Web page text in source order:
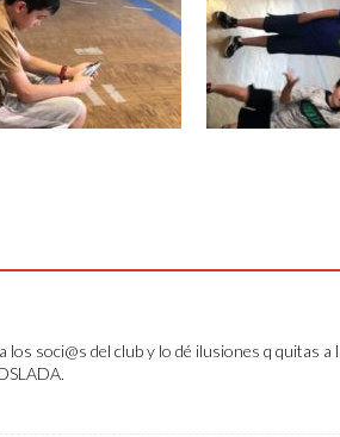
soci@s del club y lo dé ilusiones q quitas a